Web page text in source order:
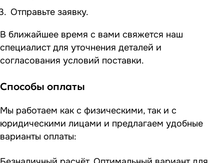
Отправьте заявку.
В ближайшее время с вами свяжется наш
специалист для уточнения деталей и
согласования условий поставки.
Способы оплаты
Мы работаем как с физическими, так и с
юридическими лицами и предлагаем удобные
варианты оплаты: